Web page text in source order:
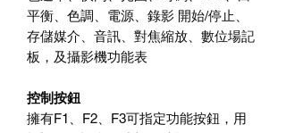
平衡、色調、電源、錄影 開始/停止、
存儲媒介、音訊、對焦縮放、數位場記
板，及攝影機功能表
控制按鈕
擁有F1、F2、F3可指定功能按鈕，用